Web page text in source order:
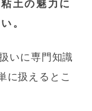
土の魅力に
。
いに専門知識
に扱えるとこ